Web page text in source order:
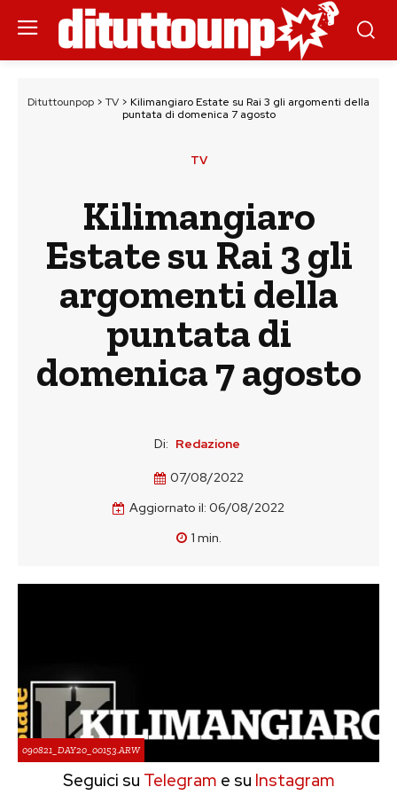
Dituttounpop > TV > Kilimangiaro Estate su Rai 3 gli argomenti della
puntata di domenica 7 agosto
TV
Kilimangiaro
Estate su Rai 3 gli
argomenti della
puntata di
domenica 7 agosto
Di: Redazione
07/08/2022
Aggiornato il: 06/08/2022
1 min.
090821_DAY20_00153.ARW
Seguici su Telegram e su Instagram